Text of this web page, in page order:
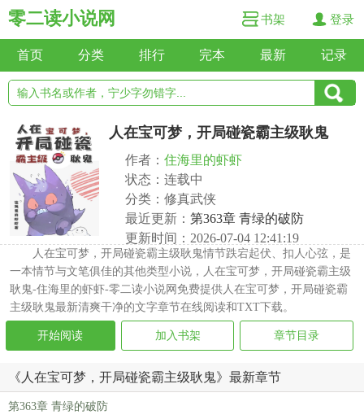
零二读小说网 书架 登录
首页 分类 排行 完本 最新 记录
人在宝可梦，开局碰瓷霸主级耿鬼
作者： 住海里的虾虾
状态：连载中
分类：修真武侠
最近更新： 第363章 青绿的破防
更新时间：2026-07-04 12:41:19
人在宝可梦，开局碰瓷霸主级耿鬼情节跌宕起伏、扣人心弦，是
一本情节与文笔俱佳的其他类型小说，人在宝可梦，开局碰瓷霸主级
耿鬼-住海里的虾虾-零二读小说网免费提供人在宝可梦，开局碰瓷霸
主级耿鬼最新清爽干净的文字章节在线阅读和TXT下载。
开始阅读 加入书架 章节目录
《人在宝可梦，开局碰瓷霸主级耿鬼》最新章节
第363章 青绿的破防